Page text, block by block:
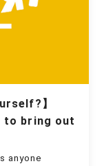
】
to bring out
anyone